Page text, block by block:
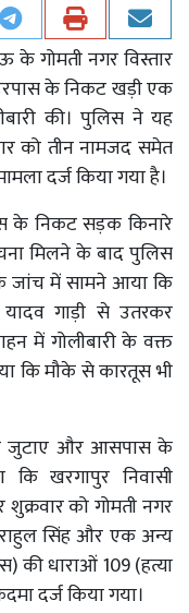
के गोमती नगर विस्तार
के निकट खड़ी एक
की। पुलिस ने यह
को तीन नामजद समेत
दर्ज किया गया है।
के निकट सड़क किनारे
मिलने के बाद पुलिस
जांच में सामने आया कि
गाड़ी से उतरकर
में गोलीबारी के वक्त
कि मौके से कारतूस भी
जुटाए और आसपास के
खरगापुर निवासी
शुक्रवार को गोमती नगर
राहुल सिंह और एक अन्य
की धाराओं 109 (हत्या
दर्ज किया गया।